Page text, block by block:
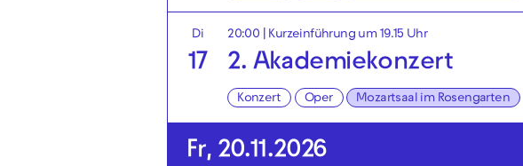
Di
17
20:00 | Kurzeinführung um 19.15 Uhr
2. Akademie­konzert
Konzert Oper Mozartsaal im Rosengarten
Fr, 20.11.2026